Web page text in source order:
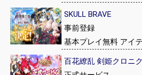
SKULL BRAVE
事前登録
基本プレイ無料 アイ
百花繚乱 剣姫クロニ